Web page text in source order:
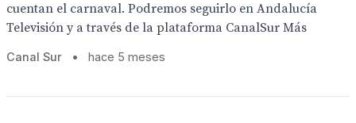
cuentan el carnaval. Podremos seguirlo en Andalucía
Televisión y a través de la plataforma CanalSur Más
Canal Sur • hace 5 meses